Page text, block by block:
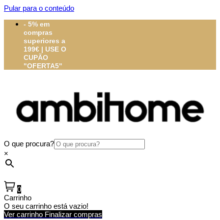
Pular para o conteúdo
- 5% em
compras
superiores a
199€ | USE O
CUPÃO
"OFERTA5"
O que procura?
×
0
Carrinho
O seu carrinho está vazio!
Ver carrinho Finalizar compras